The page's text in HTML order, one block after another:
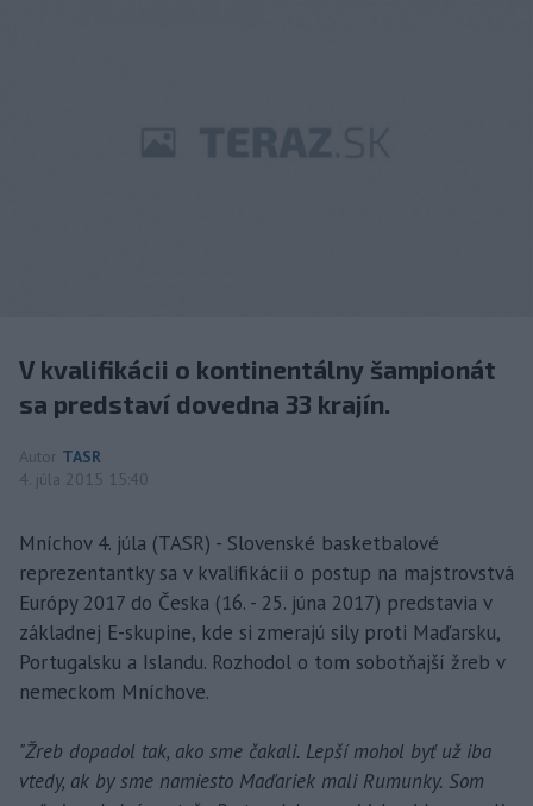
V kvalifikácii o kontinentálny šampionát
sa predstaví dovedna 33 krajín.
Autor TASR
4. júla 2015 15:40
Mníchov 4. júla (TASR) - Slovenské basketbalové
reprezentantky sa v kvalifikácii o postup na majstrovstvá
Európy 2017 do Česka (16. - 25. júna 2017) predstavia v
základnej E-skupine, kde si zmerajú sily proti Maďarsku,
Portugalsku a Islandu. Rozhodol o tom sobotňajší žreb v
nemeckom Mníchove.
"Žreb dopadol tak, ako sme čakali. Lepší mohol byť už iba
vtedy, ak by sme namiesto Maďariek mali Rumunky. Som